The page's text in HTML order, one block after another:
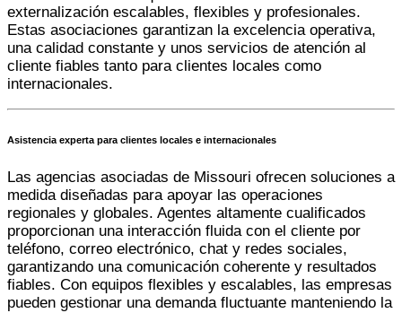
externalización escalables, flexibles y profesionales.
Estas asociaciones garantizan la excelencia operativa,
una calidad constante y unos servicios de atención al
cliente fiables tanto para clientes locales como
internacionales.
Asistencia experta para clientes locales e internacionales
Las agencias asociadas de Missouri ofrecen soluciones a
medida diseñadas para apoyar las operaciones
regionales y globales. Agentes altamente cualificados
proporcionan una interacción fluida con el cliente por
teléfono, correo electrónico, chat y redes sociales,
garantizando una comunicación coherente y resultados
fiables. Con equipos flexibles y escalables, las empresas
pueden gestionar una demanda fluctuante manteniendo la